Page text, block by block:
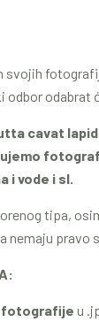
svojih
odabrat
cavat
i vode i sl.
tipa,
nemaju pravo
fotografije u